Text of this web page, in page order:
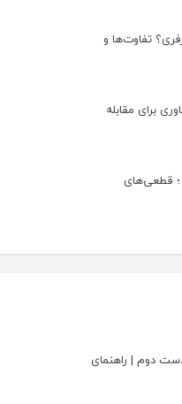
تفاوت‌ها و
برای مقابله
؛ قطعی‌های
دوم | راهنمای